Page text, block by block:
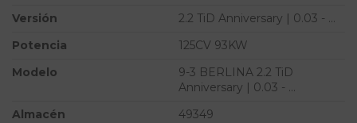
Versión
2.2 TiD Anniversary | 0.03 - ...
Potencia
125CV 93KW
Modelo
9-3 BERLINA 2.2 TiD
Anniversary | 0.03 - ...
Almacén
49349